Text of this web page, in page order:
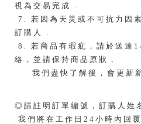
視為交易完成 .
7. 若因為天災或不可抗力因
訂購人 .
8. 若商品有瑕疪，請於送達
絡，並請保持商品原狀，
我們盡快了解後，會更新
◎請註明訂單編號，訂購人姓
我們將在工作日24小時內回